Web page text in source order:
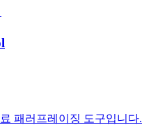
패러프레이징 도구입니다.